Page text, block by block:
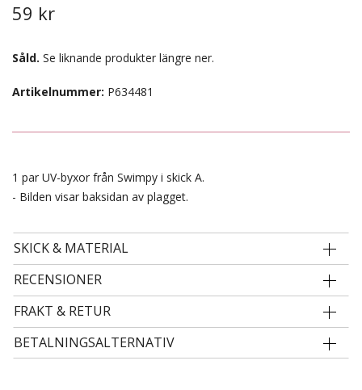
59 kr
Såld. Se liknande produkter längre ner.
Artikelnummer: P634481
1 par UV-byxor från Swimpy i skick A.
- Bilden visar baksidan av plagget.
SKICK & MATERIAL
RECENSIONER
FRAKT & RETUR
BETALNINGSALTERNATIV